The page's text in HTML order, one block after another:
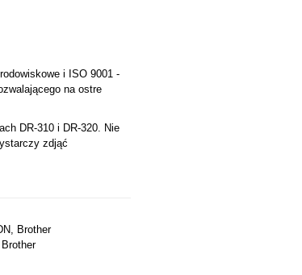
i ISO 9001 -
na ostre
DR-310 i DR-320. Nie
zdjąć
Brother